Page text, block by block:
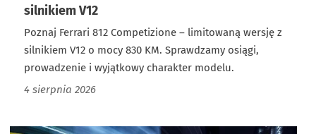
silnikiem V12
Poznaj Ferrari 812 Competizione – limitowaną wersję z
silnikiem V12 o mocy 830 KM. Sprawdzamy osiągi,
prowadzenie i wyjątkowy charakter modelu.
4 sierpnia 2026